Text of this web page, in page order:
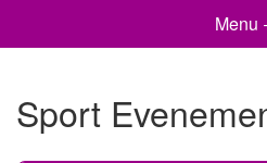
Menu
Sport